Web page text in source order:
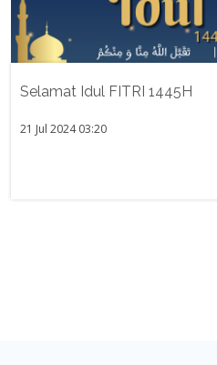
Selamat Idul FITRI 1445H
21 Jul 2024 03:20